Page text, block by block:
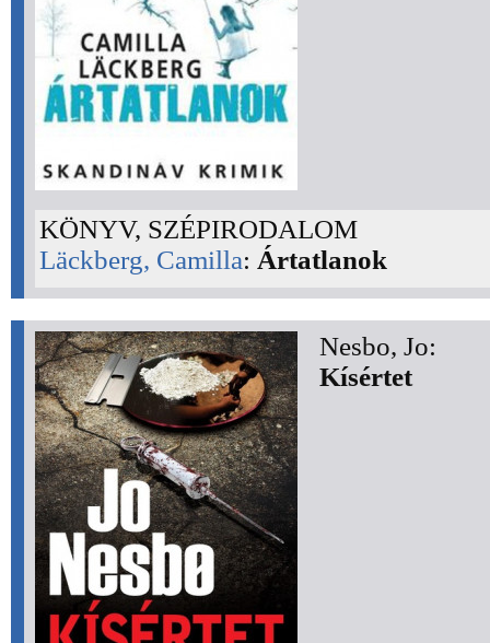
KÖNYV, SZÉPIRODALOM
Läckberg, Camilla: Ártatlanok
Nesbo, Jo:
Kísértet